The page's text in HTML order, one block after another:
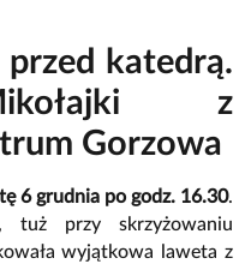
przed katedrą.
z
Gorzowa
6 grudnia po godz. 16.30.
tuż przy skrzyżowaniu
wyjątkowa laweta z